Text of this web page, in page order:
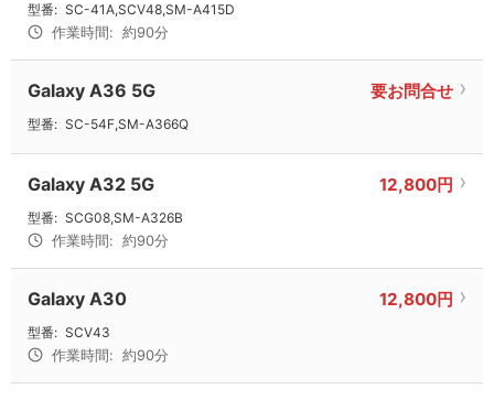
型番: SC-41A,SCV48,SM-A415D
作業時間: 約90分
Galaxy A36 5G 要お問合せ
型番: SC-54F,SM-A366Q
Galaxy A32 5G 12,800円
型番: SCG08,SM-A326B
作業時間: 約90分
Galaxy A30 12,800円
型番: SCV43
作業時間: 約90分